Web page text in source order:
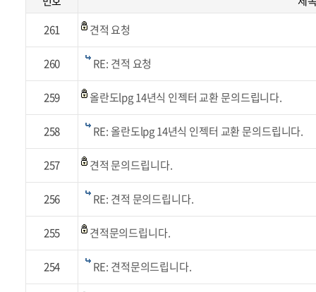
261
견적 요청
260 RE: 견적 요청
259 올란도lpg 14년식 인젝터 교환 문의드립니다.
258 RE: 올란도lpg 14년식 인젝터 교환 문의드립니다.
257 견적 문의드립니다.
256 RE: 견적 문의드립니다.
255 견적문의드립니다.
254 RE: 견적문의드립니다.